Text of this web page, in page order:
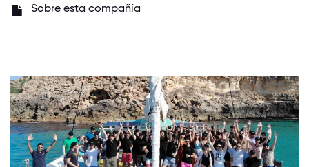
Sobre esta compañía